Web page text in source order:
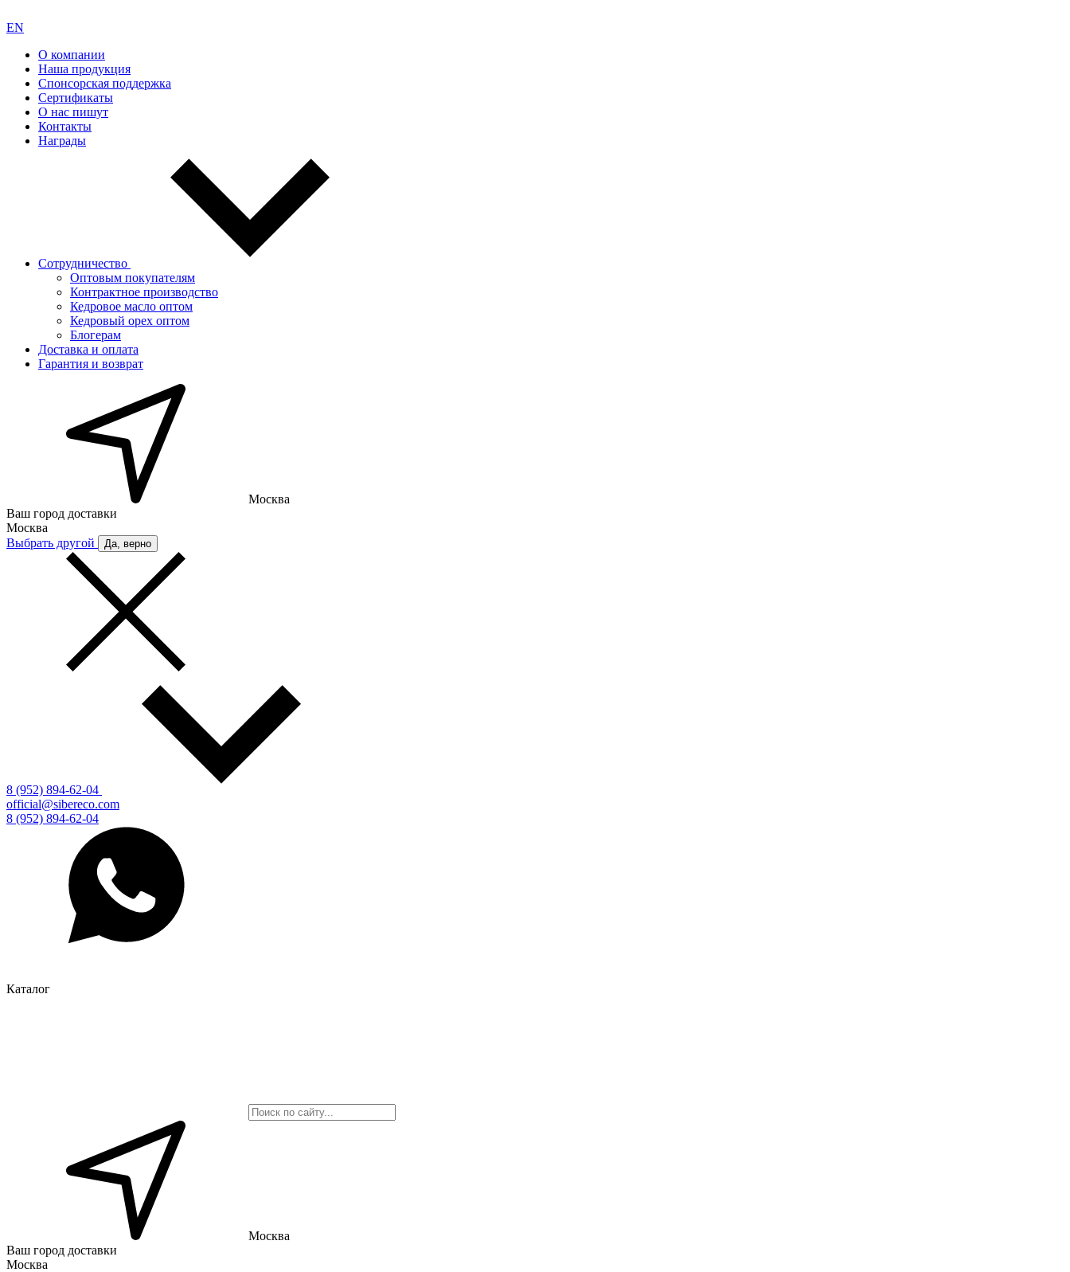
EN
О компании
Наша продукция
Спонсорская поддержка
Сертификаты
О нас пишут
Контакты
Награды
Сотрудничество
Оптовым покупателям
Контрактное производство
Кедровое масло оптом
Кедровый орех оптом
Блогерам
Доставка и оплата
Гарантия и возврат
Москва
Ваш город доставки
Москва
Выбрать другой
Да, верно
8 (952) 894-62-04
official@sibereco.com
8 (952) 894-62-04
Каталог
Москва
Ваш город доставки
Москва